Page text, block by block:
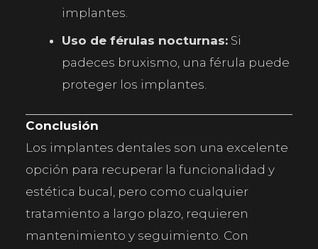
implantes.
Uso de férulas nocturnas: Si
padeces bruxismo, una férula puede
proteger los implantes.
Conclusión
Los implantes dentales son una excelente
opción para recuperar la funcionalidad y
estética bucal, pero como cualquier
tratamiento a largo plazo, requieren
mantenimiento y seguimiento. Con